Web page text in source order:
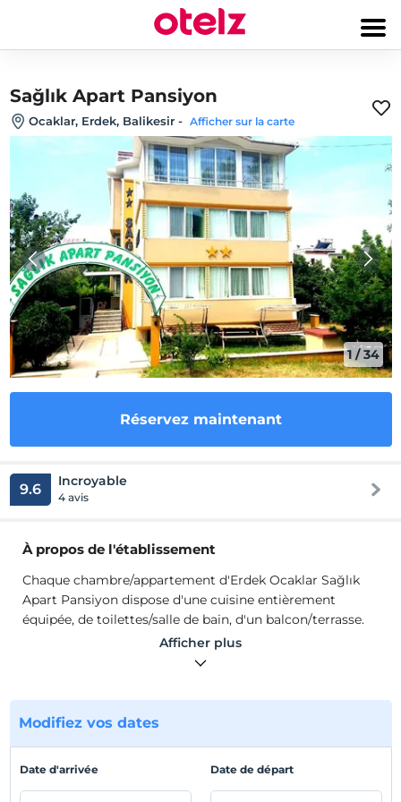
Sağlık Apart Pansiyon
Ocaklar, Erdek, Balikesir - Afficher sur la carte
1 /34
Réservez maintenant
9.6 Incroyable
4 avis
À propos de l'établissement
Chaque chambre/appartement d'Erdek Ocaklar Sağlık
Apart Pansiyon dispose d'une cuisine entièrement
équipée, de toilettes/salle de bain, d'un balcon/terrasse.
Les chaussures ne sont pas autorisées dans les
appartements. C'est comme notre maison, avec un
Réfrigérateur, TV LED, sèche-cheveux, etc. Tous les outils
et équipements d'une maison sont disponibles. Internet
Pansiyon dispose d'une cuisine entièrement équipée, de
toilettes/salle de bain, d'un balcon/terrasse. Il n'est pas
Afficher plus
Modifiez vos dates
Date d'arrivée Date de départ